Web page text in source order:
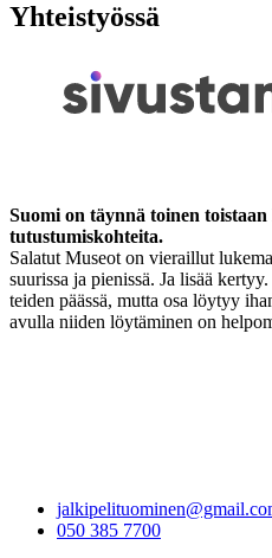
Yhteistyössä
Suomi on täynnä toinen
tutustumiskohteita.
Salatut Museot on vieraillut
suurissa ja pienissä. Ja lisää
teiden päässä, mutta osa löytyy
avulla niiden löytäminen on
050 385 7700